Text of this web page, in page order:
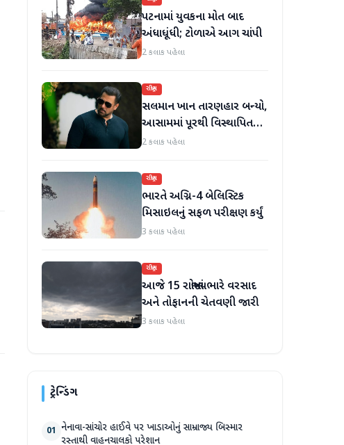
પટનામાં યુવકના મોત બાદ
અંધાધૂંધી; ટોળાએ આગ ચાંપી
2 કલાક પહેલા
રાષ્ટ્રીય
સલમાન ખાન તારણહાર બન્યો,
આસામમાં પૂરથી વિસ્થાપિત
થયેલા પરિવારોને 500 નવા ઘર
2 કલાક પહેલા
રાષ્ટ્રીય
ભારતે અગ્નિ-4 બેલિસ્ટિક
મિસાઇલનું સફળ પરીક્ષણ કર્યું
3 કલાક પહેલા
રાષ્ટ્રીય
આજે 15 રાજ્યોમાં ભારે વરસાદ
અને તોફાનની ચેતવણી જારી
3 કલાક પહેલા
ટ્રેન્ડિંગ
01 નેનાવા-સાંચોર હાઈવે પર ખાડાઓનું સામ્રાજ્ય બિસ્માર
રસ્તાથી વાહનચાલકો પરેશાન